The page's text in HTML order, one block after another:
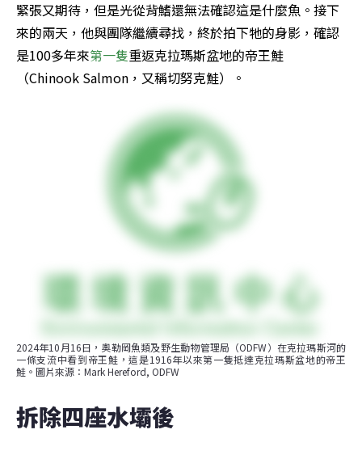
緊張又期待，但是光從背鰭還無法確認這是什麼魚。接下
來的兩天，他與團隊繼續尋找，終於拍下牠的身影，確認
是100多年來第一隻重返克拉瑪斯盆地的帝王鮭
（Chinook Salmon，又稱切努克鮭）。
2024年10月16日，奧勒岡魚類及野生動物管理局（ODFW）在克拉瑪斯河的
一條支流中看到帝王鮭，這是1916年以來第一隻抵達克拉瑪斯盆地的帝王
鮭。圖片來源：Mark Hereford, ODFW
拆除四座水壩後